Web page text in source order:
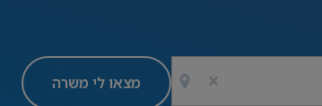
מצאו לי משרה